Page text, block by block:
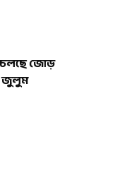
চলছে জোড়
জুলুম